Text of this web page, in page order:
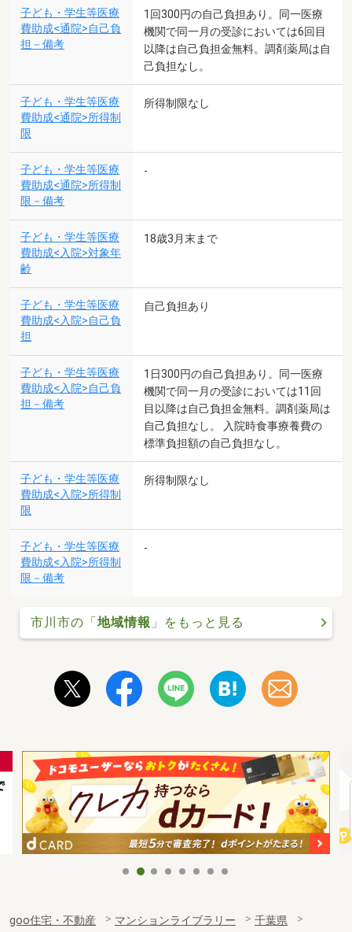
子ども・学生等医療
費助成<通院>自己負
担－備考
1回300円の自己負担あり。同一医療
機関で同一月の受診においては6回目
以降は自己負担金無料。調剤薬局は自
己負担なし。
子ども・学生等医療
費助成<通院>所得制
限
所得制限なし
子ども・学生等医療
費助成<通院>所得制
限－備考
-
子ども・学生等医療
費助成<入院>対象年
齢
18歳3月末まで
子ども・学生等医療
費助成<入院>自己負
担
自己負担あり
子ども・学生等医療
費助成<入院>自己負
担－備考
1日300円の自己負担あり。同一医療
機関で同一月の受診においては11回
目以降は自己負担金無料。調剤薬局は
自己負担なし。 入院時食事療養費の
標準負担額の自己負担なし。
子ども・学生等医療
費助成<入院>所得制
限
所得制限なし
子ども・学生等医療
費助成<入院>所得制
限－備考
-
市川市の「 地域情報 」をもっと見る
goo住宅・不動産 マンションライブラリー
千葉県